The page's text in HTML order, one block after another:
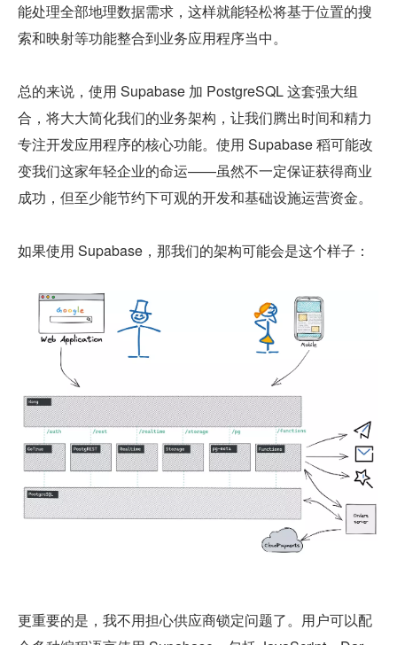
能处理全部地理数据需求，这样就能轻松将基于位置的搜
索和映射等功能整合到业务应用程序当中。
总的来说，使用 Supabase 加 PostgreSQL 这套强大组
合，将大大简化我们的业务架构，让我们腾出时间和精力
专注开发应用程序的核心功能。使用 Supabase 稻可能改
变我们这家年轻企业的命运——虽然不一定保证获得商业
成功，但至少能节约下可观的开发和基础设施运营资金。
如果使用 Supabase，那我们的架构可能会是这个样子：
更重要的是，我不用担心供应商锁定问题了。用户可以配